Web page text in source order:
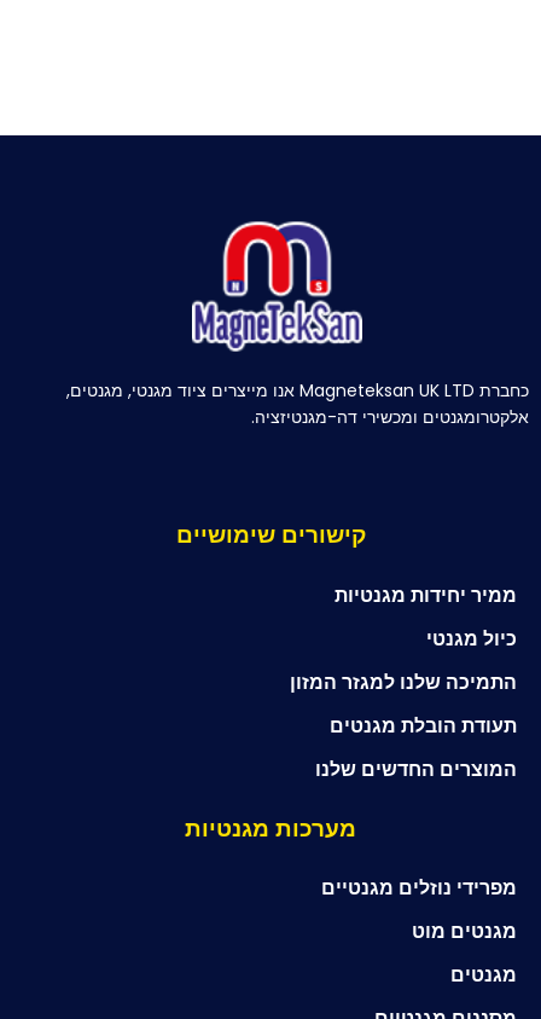
כחברת Magneteksan UK LTD אנו מייצרים ציוד מגנטי, מגנטים,
אלקטרומגנטים ומכשירי דה-מגנטיזציה.
קישורים שימושיים
ממיר יחידות מגנטיות
כיול מגנטי
התמיכה שלנו למגזר המזון
תעודת הובלת מגנטים
המוצרים החדשים שלנו
מערכות מגנטיות
מפרידי נוזלים מגנטיים
מגנטים מוט
מגנטים